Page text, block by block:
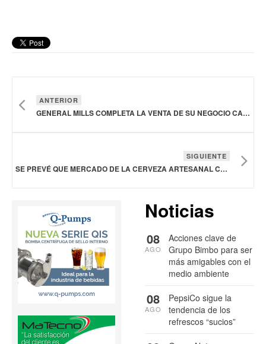
ANTERIOR
GENERAL MILLS COMPLETA LA VENTA DE SU NEGOCIO CANADIENSE DE YOGURT
SIGUIENTE
SE PREVÉ QUE MERCADO DE LA CERVEZA ARTESANAL CREZCA A 123,200 MDD EN 2029
Noticias
Acciones clave de
Grupo Bimbo para ser
más amigables con el
medio ambiente
08
AGO
PepsiCo sigue la
tendencia de los
refrescos “sucios”
08
AGO